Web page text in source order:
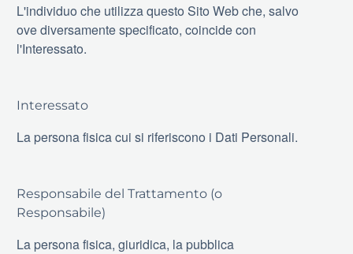
L'individuo che utilizza questo Sito Web che, salvo
ove diversamente specificato, coincide con
l'Interessato.
Interessato
La persona fisica cui si riferiscono i Dati Personali.
Responsabile del Trattamento (o
Responsabile)
La persona fisica, giuridica, la pubblica